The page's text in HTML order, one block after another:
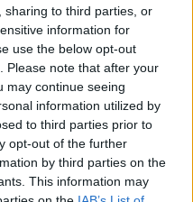
sharing to third parties, or
information for
use the below opt-out
Please note that after your
may continue seeing
information utilized by
to third parties prior to
opt-out of the further
by third parties on the
This information may
Από την άλλη
θα δοκιμάσουν
δούμε και τις εύστοχες
μέγεθος.
Απόδοση
1.80